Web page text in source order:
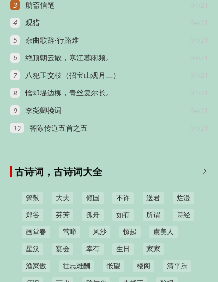
3 04/21
舫斋信笔
4 04/21
观猎
5 04/21
杂曲歌辞·行路难
6 04/21
绝顶朝云散，寒江暮雨频。
7 04/21
八犯玉交枝（招宝山观月上）
8 04/21
憎却堤边柳，青丝复尔长。
9 04/21
李尧卿挽词
10 04/21
答陈传道五首之五

古诗词，古诗词大全
箫鼓 大夫 倾国 不许 送君 烂漫
郑谷 芬芳 孤舟 如有 所谓 诗经
画堂春 莺啼 风沙 惊起 虞美人
星汉 宴会 幸有 生日 家家
渔家傲 壮志难酬 怅望 楼阁 清平乐